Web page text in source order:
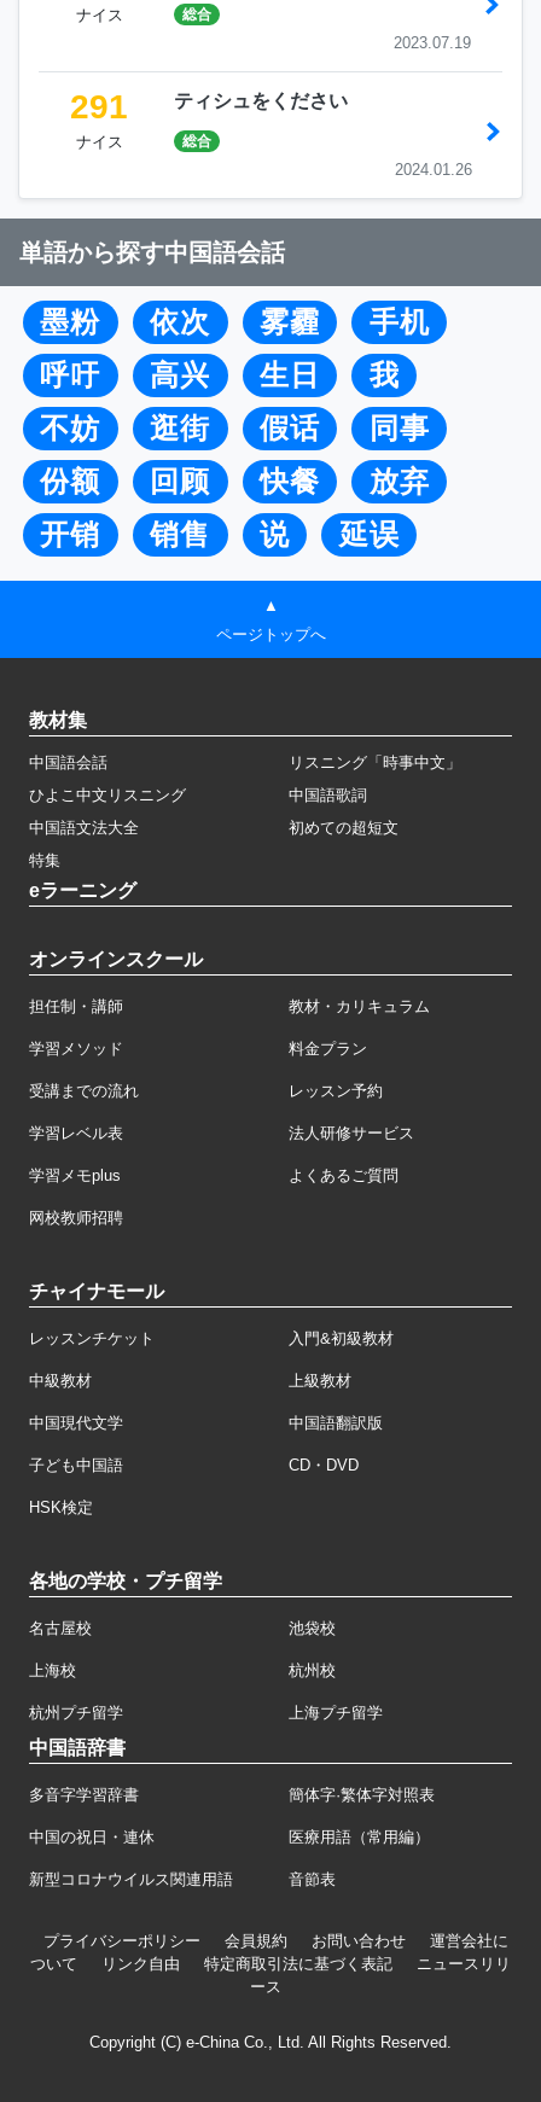
ナイス 総合
2023.07.19
291
ナイス
ティシュをください
総合
2024.01.26
単語から探す中国語会話
墨粉 依次 雾霾
手机
呼吁
高兴 生日
我
不妨
逛街 假话
同事
份额
回顾 快餐
放弃
开销
销售 说 延误
▲
ページトップへ
教材集
中国語会話
リスニング「時事中文」
ひよこ中文リスニング
中国語歌詞
中国語文法大全
初めての超短文
特集
eラーニング
オンラインスクール
担任制・講師 教材・カリキュラム
学習メソッド 料金プラン
受講までの流れ レッスン予約
学習レベル表 法人研修サービス
学習メモplus よくあるご質問
网校教师招聘
チャイナモール
レッスンチケット 入門&初級教材
中級教材 上級教材
中国現代文学 中国語翻訳版
子ども中国語 CD・DVD
HSK検定
各地の学校・プチ留学
名古屋校 池袋校
上海校 杭州校
杭州プチ留学 上海プチ留学
中国語辞書
多音字学習辞書 簡体字·繁体字対照表
中国の祝日・連休 医療用語（常用編）
新型コロナウイルス関連用語 音節表
プライバシーポリシー 会員規約 お問い合わせ
運営会社に
ついて
リンク自由 特定商取引法に基づく表記
ニュースリリ
ース
Copyright (C) e-China Co., Ltd. All Rights Reserved.